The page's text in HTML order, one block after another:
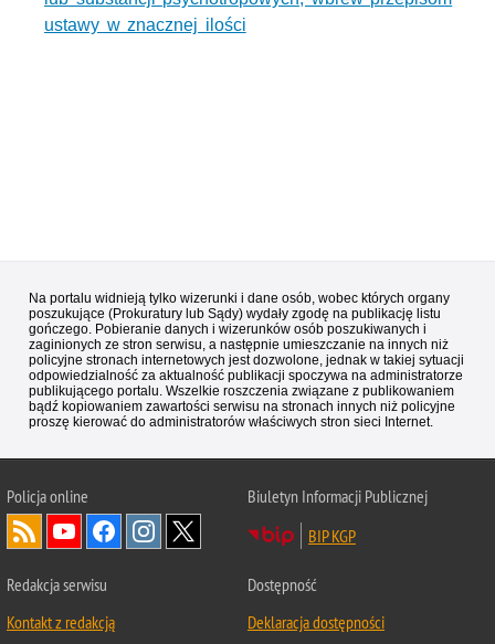
ustawy w znacznej ilości
Na portalu widnieją tylko wizerunki i dane osób, wobec których organy
poszukujące (Prokuratury lub Sądy) wydały zgodę na publikację listu
gończego. Pobieranie danych i wizerunków osób poszukiwanych i
zaginionych ze stron serwisu, a następnie umieszczanie na innych niż
policyjne stronach internetowych jest dozwolone, jednak w takiej sytuacji
odpowiedzialność za aktualność publikacji spoczywa na administratorze
publikującego portalu. Wszelkie roszczenia związane z publikowaniem
bądź kopiowaniem zawartości serwisu na stronach innych niż policyjne
proszę kierować do administratorów właściwych stron sieci Internet.
Policjaonline
Biuletyn Informacji Publicznej
BIP KGP
Redakcja serwisu
Kontakt z redakcją
Dostępność
Deklaracja dostępności